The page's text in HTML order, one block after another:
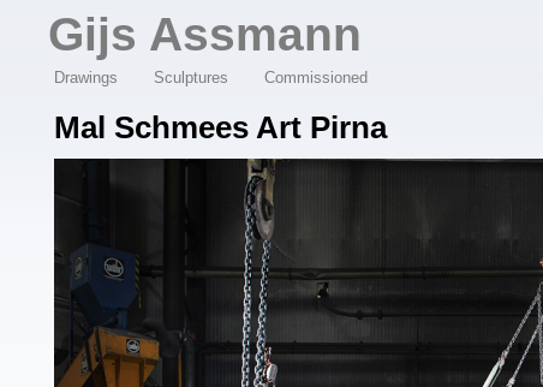
Gijs Assmann
Drawings Sculptures Commissioned
Mal Schmees Art Pirna